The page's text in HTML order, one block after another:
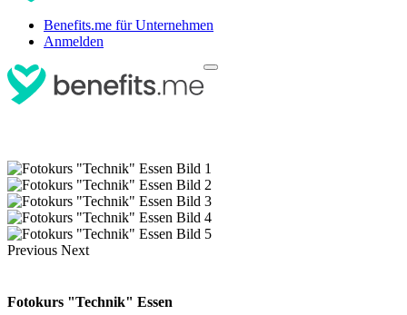
Benefits.me für Unternehmen
Anmelden
Previous Next
Fotokurs "Technik" Essen